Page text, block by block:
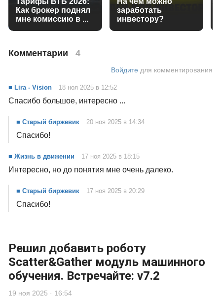
Тарифы ВТБ 2026:
Как брокер поднял
мне комиссию в ...
На чем можно
заработать
инвестору?
Комментарии 4
Войдите для комментирования
■ Lira - Vision 18 ноя 2025 в 12:52
Спасибо большое, интересно ...
■ Старый биржевик 20 ноя 2025 в 14:34
Спасибо!
■ Жизнь в движении 17 ноя 2025 в 18:15
Интересно, но до понятия мне очень далеко.
■ Старый биржевик 17 ноя 2025 в 20:29
Спасибо!
Решил добавить роботу
Scatter&Gather модуль машинного
обучения. Встречайте: v7.2
19 ноя 2025 · 16:54